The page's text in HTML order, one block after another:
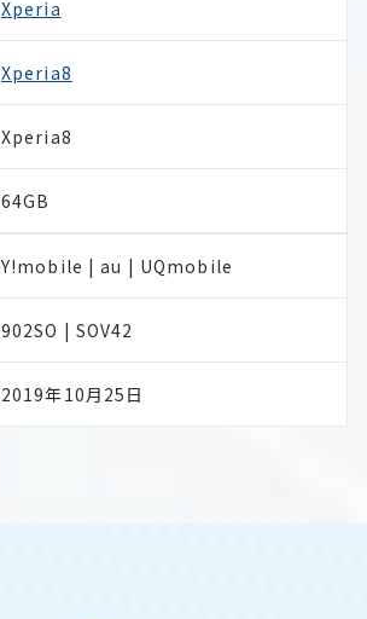
Xperia
Xperia8
Xperia8
64GB
Y!mobile | au | UQmobile
902SO | SOV42
2019年10月25日